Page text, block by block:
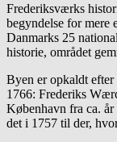
Frederiksværks
begyndelse for mere
Danmarks 25
historie, området
Byen er opkaldt
1766: Frederiks
København fra ca.
det i 1757 til der,